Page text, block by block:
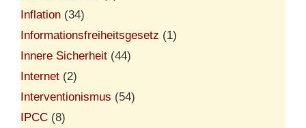
Inflation (34)
Informationsfreiheitsgesetz (1)
Innere Sicherheit (44)
Internet (2)
Interventionismus (54)
IPCC (8)